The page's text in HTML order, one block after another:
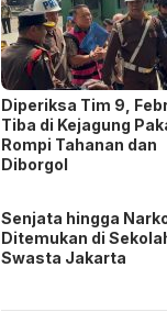
Diperiksa Tim 9,
Tiba di Kejagung
Rompi Tahanan dan
Diborgol
Senjata hingga
Ditemukan di
Swasta Jakarta